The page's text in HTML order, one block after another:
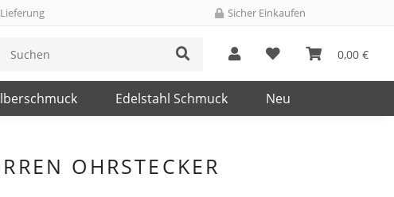
Sicher Einkaufen
0,00 €
Edelstahl Schmuck Neu
OHRSTECKER